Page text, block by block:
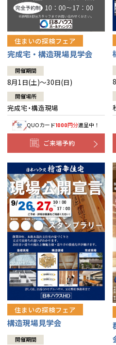
住まいの探検フェア
完成宅・構造現場見学会
開催期間
8月1日(土)～30日(日)
開催場所
完成宅・構造現場
QUOカード1000円分進呈中！
ご来場予約
住まいの探検フェア
構造現場見学会
開催期間
山口
徳島
高知
鹿児島
長崎
沖縄